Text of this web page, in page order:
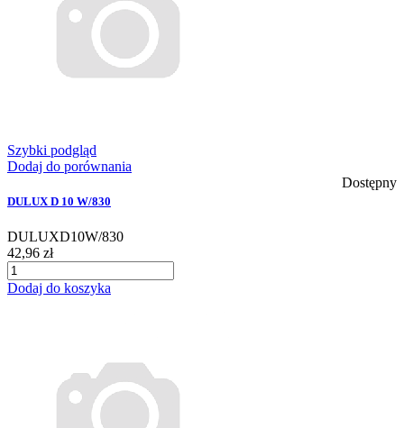
Szybki podgląd
Dodaj do porównania
Dostępny
DULUX D 10 W/830
DULUXD10W/830
42,96 zł
Dodaj do koszyka